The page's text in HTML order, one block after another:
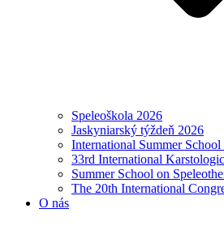
Speleoškola 2026
Jaskyniarský týždeň 2026
International Summer
33rd International
Summer School on
The 20th International
O nás